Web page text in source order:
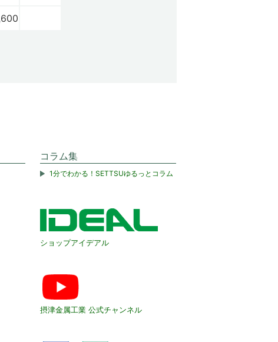
コラム集
1分でわかる！SETTSUゆるっとコラム
ショップアイデアル
摂津金属工業 公式チャンネル